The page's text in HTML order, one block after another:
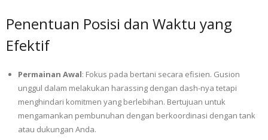
Penentuan Posisi dan Waktu yang
Efektif
Permainan Awal: Fokus pada bertani secara efisien. Gusion
unggul dalam melakukan harassing dengan dash-nya tetapi
menghindari komitmen yang berlebihan. Bertujuan untuk
mengamankan pembunuhan dengan berkoordinasi dengan tank
atau dukungan Anda.